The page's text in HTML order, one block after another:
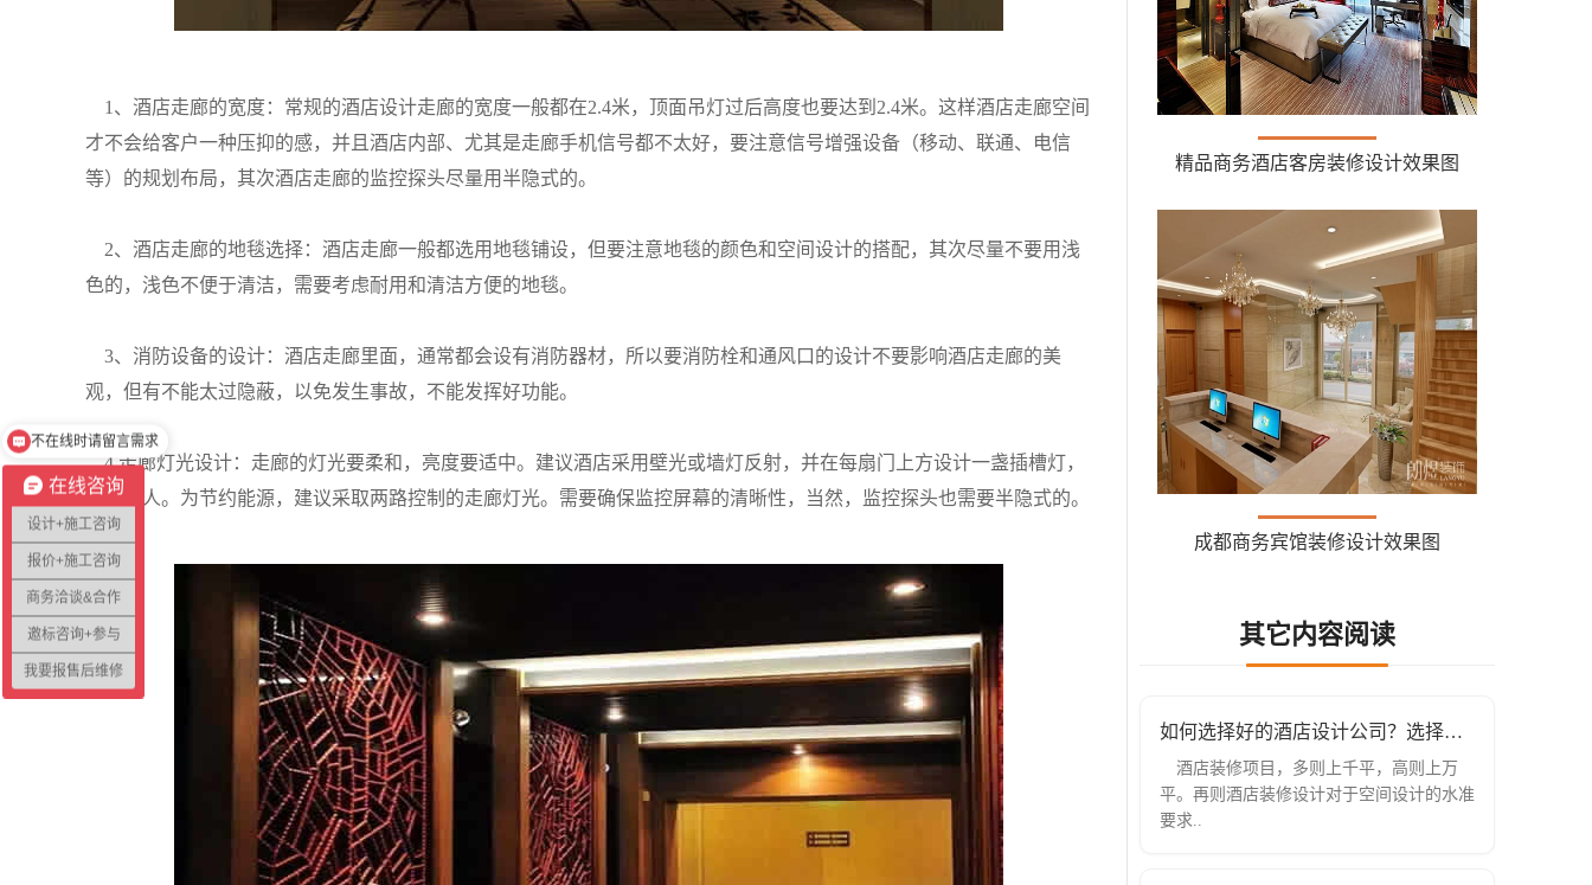
1、酒店走廊的宽度：常规的酒店设计走廊的宽度一般都在2.4米，顶面吊灯过后高度也要达到2.4米。这样酒店走廊空间
才不会给客户一种压抑的感，并且酒店内部、尤其是走廊手机信号都不太好，要注意信号增强设备（移动、联通、电信
等）的规划布局，其次酒店走廊的监控探头尽量用半隐式的。
2、酒店走廊的地毯选择：酒店走廊一般都选用地毯铺设，但要注意地毯的颜色和空间设计的搭配，其次尽量不要用浅
色的，浅色不便于清洁，需要考虑耐用和清洁方便的地毯。
3、消防设备的设计：酒店走廊里面，通常都会设有消防器材，所以要消防栓和通风口的设计不要影响酒店走廊的美
观，但有不能太过隐蔽，以免发生事故，不能发挥好功能。
4.走廊灯光设计：走廊的灯光要柔和，亮度要适中。建议酒店采用壁光或墙灯反射，并在每扇门上方设计一盏插槽灯，
方便客人。为节约能源，建议采取两路控制的走廊灯光。需要确保监控屏幕的清晰性，当然，监控探头也需要半隐式的。
精品商务酒店客房装修设计效果图
成都商务宾馆装修设计效果图
其它内容阅读
如何选择好的酒店设计公司？选择要注意
酒店装修项目，多则上千平，高则上万
平。再则酒店装修设计对于空间设计的水准
要求..
在线咨询
设计+施工咨询
报价+施工咨询
商务洽谈&合作
邀标咨询+参与
我要报售后维修
不在线时请留言需求